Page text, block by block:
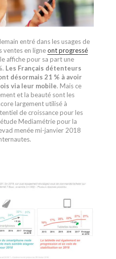
entré dans les usages de
ventes en ligneont progressé
affiche pour sa part une
Les Français détenteurs
désormais 21 % à avoir
via leur mobile. Mais ce
et la beauté sont les
largement utilisé à
de croissance pour les
Mediamétrie pour la
menée mi-janvier 2018